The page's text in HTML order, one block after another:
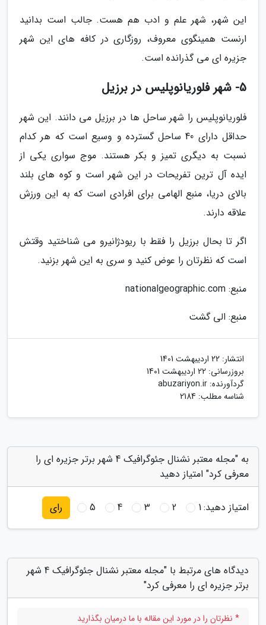
این شهر، شهر علم و ادب هم هست. جالب است بدانید
ارنست همینگوی معروف، روزگاری در کافه های این شهر
جزیره ای می گذرانده است.
5- شهر فلوریانوپلیس در برزیل
فلوریانوپلیس را شهر ساحل ها در برزیل می دانند. این شهر
حداقل دارای 40 ساحل گسترده و وسیع است که هر کدام
نسبت به دیگری تمیز و بکر هستند. موج سواری یکی از
ایده آل ترین تفریحات در این شهر است و کوه های بلند
بالای دریا، منبع الهامی برای افرادی است که به این ورزش
علاقه دارند.
اگر تا بحال برزیل را فقط با ریودژانیرو می شناختید وقتش
است که نظرتان را عوض کنید و سری به این شهر بزنید.
منبع: nationalgeographic.com
منبع: الی گشت
انتشار: 22 اردیبهشت 1401
بروزرسانی: 22 اردیبهشت 1401
گردآورنده: abuzariyon.ir
شناسه مطلب: 2184
به "مجله معتبر نشنال جئوگرافیک 4 شهر برتر جزیره ای را
معرفی کرد" امتیاز دهید
امتیاز دهید:1
2
3
4
5 رای
دیدگاه های مرتبط با "مجله معتبر نشنال جئوگرافیک 4 شهر
برتر جزیره ای را معرفی کرد"
* نظرتان را در مورد این مقاله با ما درمیان بگذارید